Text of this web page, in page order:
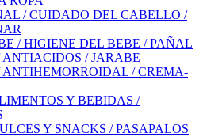
/ CUIDADO DEL CABELLO /
/ HIGIENE DEL BEBE / PAÑAL
/ JARABE
/ CREMA-
Y BEBIDAS /
Y SNACKS / PASAPALOS